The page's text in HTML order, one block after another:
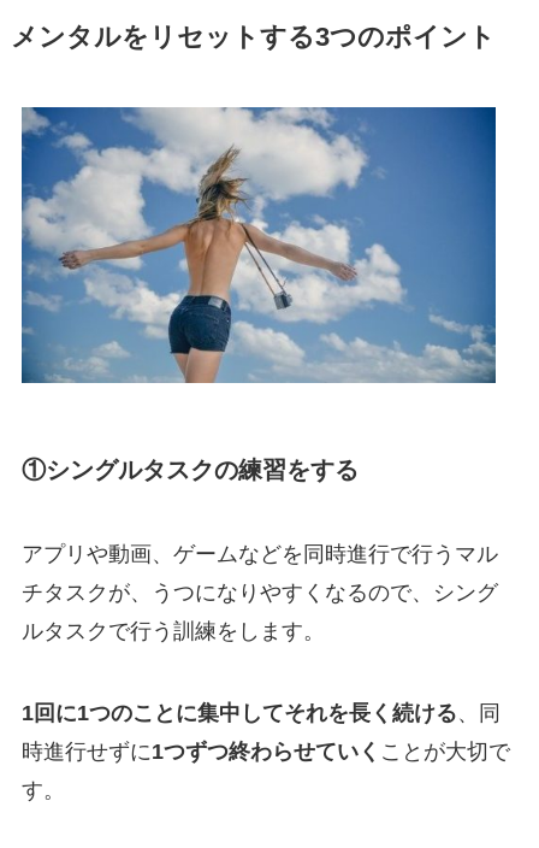
メンタルをリセットする3つのポイント
①シングルタスクの練習をする
アプリや動画、ゲームなどを同時進行で行うマル
チタスクが、うつになりやすくなるので、シング
ルタスクで行う訓練をします。
1回に1つのことに集中してそれを長く続ける、同
時進行せずに1つずつ終わらせていく ことが大切で
す。